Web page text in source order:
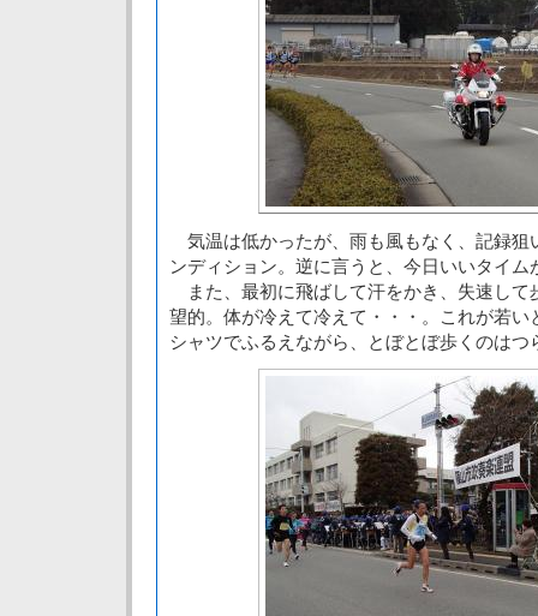
気温は低かったが、雨も風もなく、記録狙
ンディション。逆に言うと、今日いいタイ
また、最初に飛ばして汗をかき、失速して
望的。体が冷えて冷えて・・・。これが若い
シャツでふるえながら、とぼとぼ歩くのはつ